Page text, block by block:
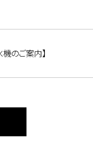
機のご案内】